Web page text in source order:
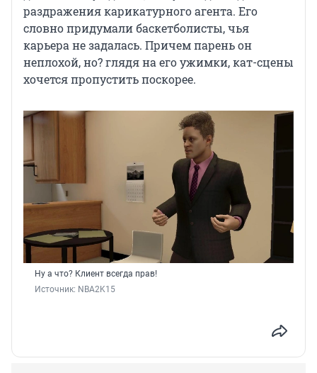
раздражения карикатурного агента. Его
словно придумали баскетболисты, чья
карьера не задалась. Причем парень он
неплохой, но? глядя на его ужимки, кат-сцены
хочется пропустить поскорее.
Ну а что? Клиент всегда прав!
Источник: NBA2K15